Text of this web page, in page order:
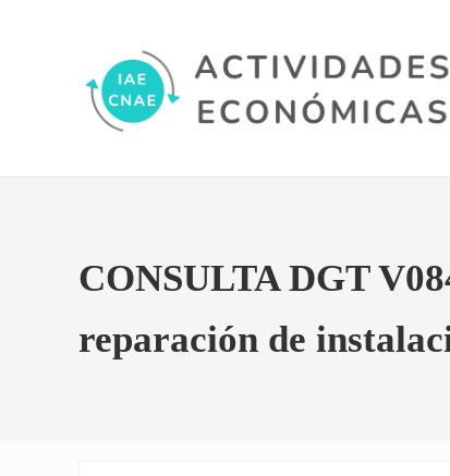
CONSULTA DGT
reparación de